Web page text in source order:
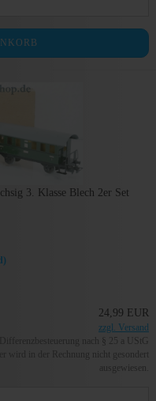
3. Klasse Blech 2er Set
24,99 EUR
zzgl. Versand
Differenzbesteuerung nach § 25 a UStG
wird in der Rechnung nicht gesondert
ausgewiesen.